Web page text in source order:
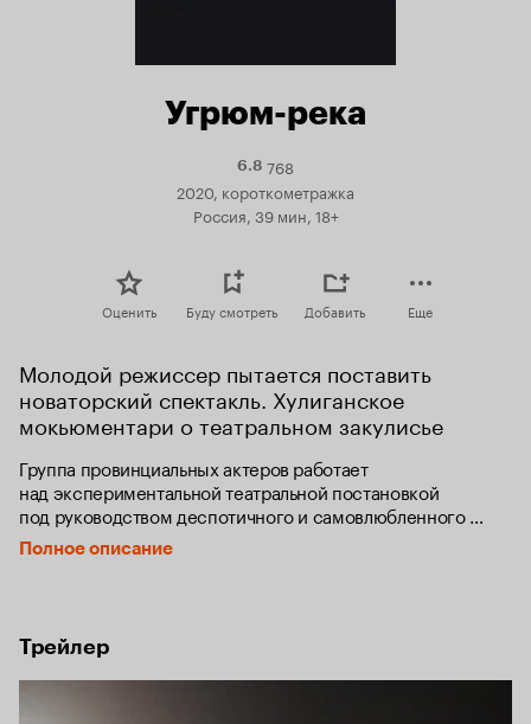
Угрюм-река
6.8Рейтинг
768
2020, короткометражка
Россия, 39 мин, 18+
Оценить Буду смотреть Добавить Еще
Молодой режиссер пытается поставить
новаторский спектакль. Хулиганское
мокьюментари о театральном закулисье
Группа провинциальных актеров работает
над экспериментальной театральной постановкой
под руководством деспотичного и самовлюбленного
режиссера.
Полное описание
Трейлер